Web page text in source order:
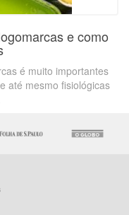
e como
é muito importantes
até mesmo fisiológicas